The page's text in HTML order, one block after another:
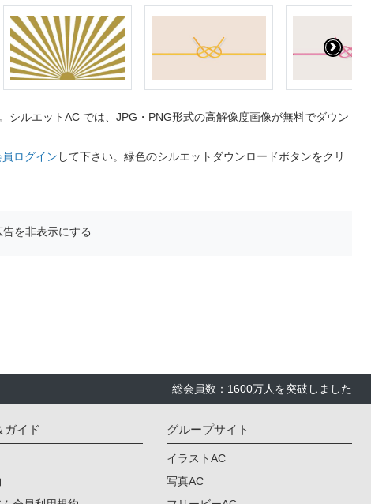
ルエットAC では、JPG・PNG形式の高解像度画像が無料でダウン
ログイン して下さい。緑色のシルエットダウンロードボタンをクリ
告を非表示にする
総会員数：1600万人を突破しました
ガイド グループサイト
イラストAC
写真AC